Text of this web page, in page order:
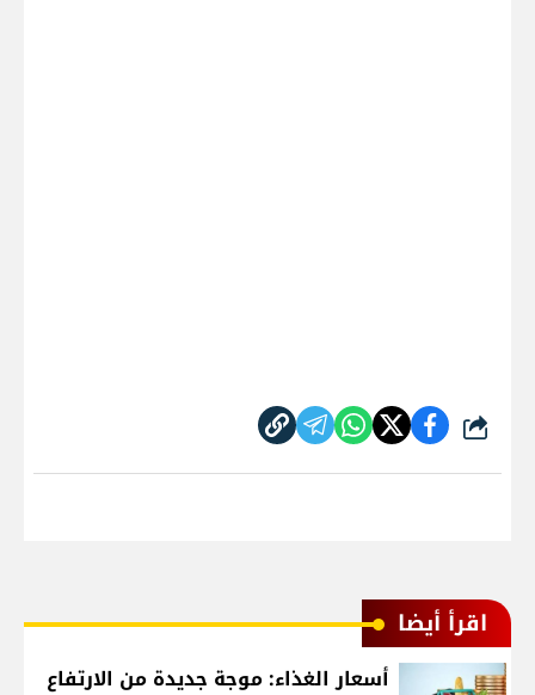
شارك
اقرأ أيضا
أسعار الغذاء: موجة جديدة من الارتفاع